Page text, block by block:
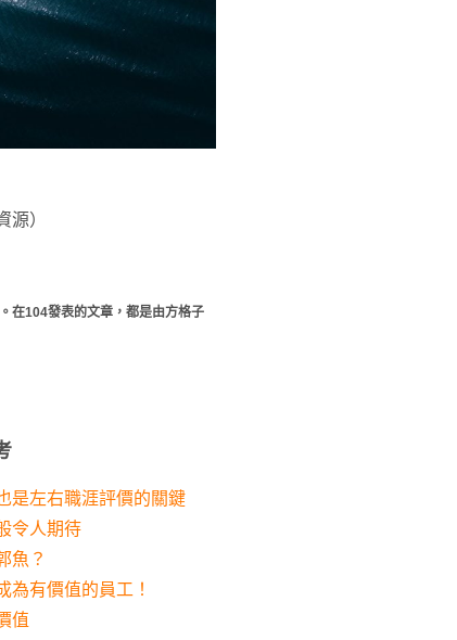
源）
在104發表的文章，都是由方格子
是左右職涯評價的關鍵
令人期待
魚？
為有價值的員工！
值